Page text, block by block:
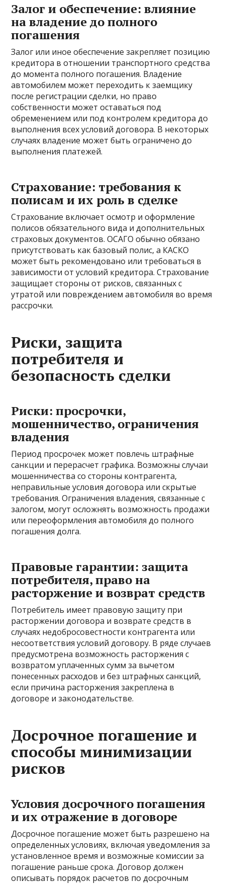
Залог и обеспечение: влияние
на владение до полного
погашения
Залог или иное обеспечение закрепляет позицию
кредитора в отношении транспортного средства
до момента полного погашения. Владение
автомобилем может переходить к заемщику
после регистрации сделки, но право
собственности может оставаться под
обременением или под контролем кредитора до
выполнения всех условий договора. В некоторых
случаях владение может быть ограничено до
выполнения платежей.
Страхование: требования к
полисам и их роль в сделке
Страхование включает осмотр и оформление
полисов обязательного вида и дополнительных
страховых документов. ОСАГО обычно обязано
присутствовать как базовый полис, а КАСКО
может быть рекомендовано или требоваться в
зависимости от условий кредитора. Страхование
защищает стороны от рисков, связанных с
утратой или повреждением автомобиля во время
рассрочки.
Риски, защита
потребителя и
безопасность сделки
Риски: просрочки,
мошенничество, ограничения
владения
Период просрочек может повлечь штрафные
санкции и перерасчет графика. Возможны случаи
мошенничества со стороны контрагента,
неправильные условия договора или скрытые
требования. Ограничения владения, связанные с
залогом, могут осложнять возможность продажи
или переоформления автомобиля до полного
погашения долга.
Правовые гарантии: защита
потребителя, право на
расторжение и возврат средств
Потребитель имеет правовую защиту при
расторжении договора и возврате средств в
случаях недобросовестности контрагента или
несоответствия условий договору. В ряде случаев
предусмотрена возможность расторжения с
возвратом уплаченных сумм за вычетом
понесенных расходов и без штрафных санкций,
если причина расторжения закреплена в
договоре и законодательстве.
Досрочное погашение и
способы минимизации
рисков
Условия досрочного погашения
и их отражение в договоре
Досрочное погашение может быть разрешено на
определенных условиях, включая уведомления за
установленное время и возможные комиссии за
погашение раньше срока. Договор должен
описывать порядок расчетов по досрочным